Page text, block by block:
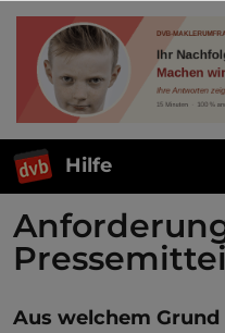
Hilfe
Aus welchem